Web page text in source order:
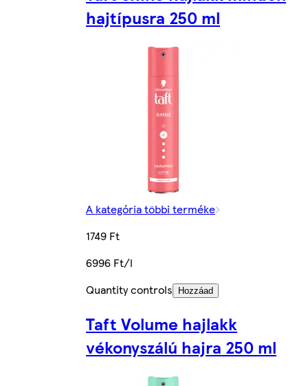
hajtípusra 250 ml
A kategória többi terméke
1749 Ft
6996 Ft/l
Quantity controls
Hozzáad
Taft Volume hajlakk
vékonyszálú hajra 250 ml